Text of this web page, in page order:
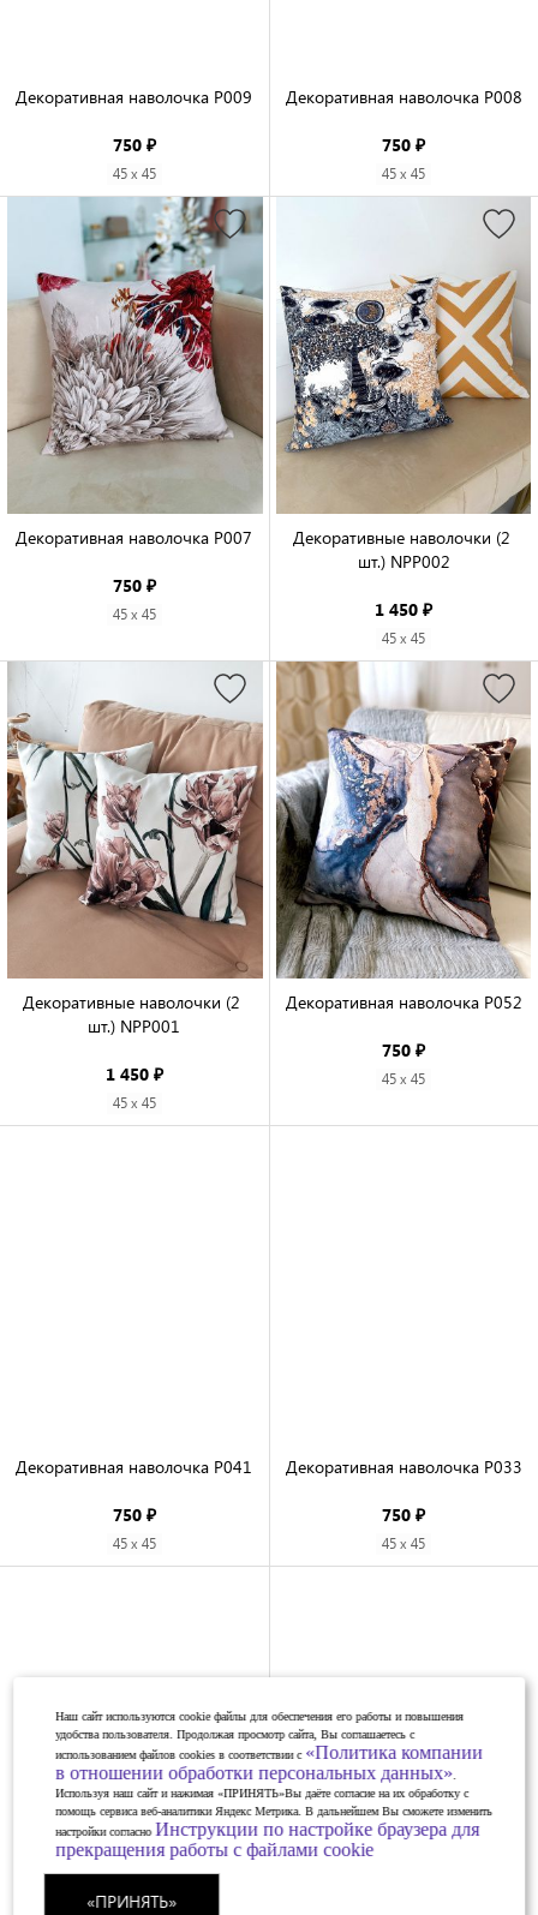
Декоративная наволочка P009
750 ₽
45 x 45
Декоративная наволочка P008
750 ₽
45 x 45
Декоративная наволочка P007
750 ₽
45 x 45
Декоративные наволочки (2
шт.) NPP002
1 450 ₽
45 x 45
Декоративные наволочки (2
шт.) NPP001
1 450 ₽
45 x 45
Декоративная наволочка P052
750 ₽
45 x 45
Декоративная наволочка P041
750 ₽
45 x 45
Декоративная наволочка P033
750 ₽
45 x 45
Декоративная наволочка P024
Наш сайт используются cookie файлы для обеспечения его работы и повышения
удобства пользователя. Продолжая просмотр сайта, Вы соглашаетесь с
использованием файлов cookies в соответствии с «Политика компании
в отношении обработки персональных данных»
Используя наш сайт и нажимая «ПРИНЯТЬ»Вы даёте согласие на их обработку с
помощь сервиса веб-аналитики Яндекс Метрика. В дальнейшем Вы сможете изменить
настройки согласно Инструкции по настройке браузера для
прекращения работы с файлами cookie
«ПРИНЯТЬ»